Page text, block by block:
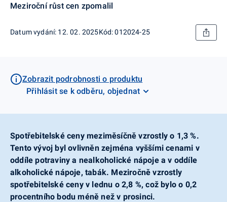
Meziroční růst cen zpomalil
Datum vydání: 12. 02. 2025Kód: 012024-25
Zobrazit podrobnosti o produktu
Přihlásit se k odběru, objednat
Spotřebitelské ceny meziměsíčně vzrostly o 1,3 %.
Tento vývoj byl ovlivněn zejména vyššími cenami v
oddíle potraviny a nealkoholické nápoje a v oddíle
alkoholické nápoje, tabák. Meziročně vzrostly
spotřebitelské ceny v lednu o 2,8 %, což bylo o 0,2
procentního bodu méně než v prosinci.